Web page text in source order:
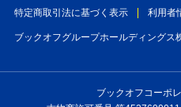
特定商取引法に基づく表示 利用者
ブックオフグループホールディングス
ブックオフコーポ